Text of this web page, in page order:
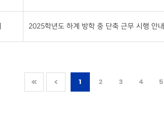
2025학년도 하계 방학 중 단축 근무 시행 안내
1 2 3 4 5